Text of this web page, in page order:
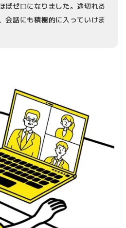
ぼゼロになりました。途切れる
会話にも積極的に入っていけま